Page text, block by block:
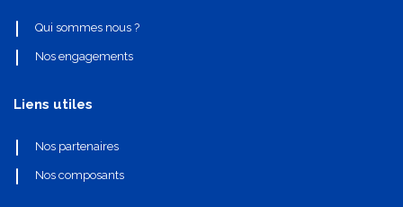
Qui sommes nous ?
Nos engagements
Liens utiles
Nos partenaires
Nos composants